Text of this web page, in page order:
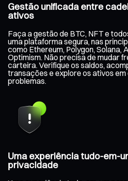
Gestão unificada entre
ativos
Faça a gestão de BTC, NFT e
uma plataforma segura, nas
como Ethereum, Polygon, Solana,
Optimism. Não precisa de mudar
carteira. Verifique os saldos,
transações e explore os ativos
problemas.
Uma experiência tudo-em-
privacidade